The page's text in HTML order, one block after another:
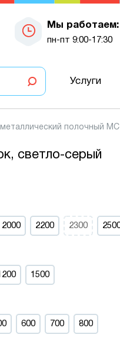
Мы работаем:
пн-пт 9:00-17:30
Услуги
полочный
светло-серый
2000 2200 2300
1500
600 700 800